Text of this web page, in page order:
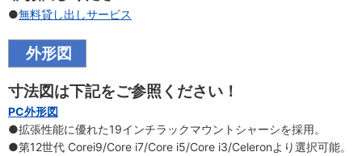
●無料貸し出しサービス
外形図
寸法図は下記をご参照ください！
PC外形図
●拡張性能に優れた19インチラックマウントシャーシを採用。
●第12世代 Corei9/Core i7/Core i5/Core i3/Celeronより選択可能。